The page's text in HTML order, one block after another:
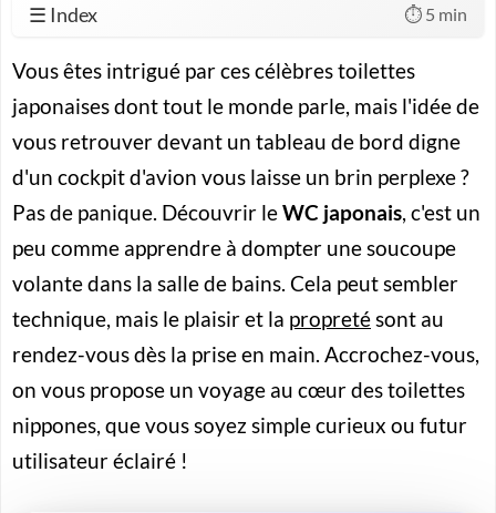
☰ Index ⏱️ 5 min
Vous êtes intrigué par ces célèbres toilettes
japonaises dont tout le monde parle, mais l'idée de
vous retrouver devant un tableau de bord digne
d'un cockpit d'avion vous laisse un brin perplexe ?
Pas de panique. Découvrir leWC japonais, c'est un
peu comme apprendre à dompter une soucoupe
volante dans la salle de bains. Cela peut sembler
technique, mais le plaisir et la propretésont au
rendez-vous dès la prise en main. Accrochez-vous,
on vous propose un voyage au cœur des toilettes
nippones, que vous soyez simple curieux ou futur
utilisateur éclairé !